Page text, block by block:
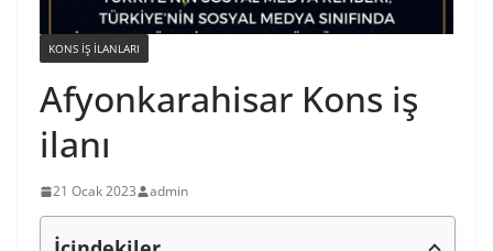
KONS IŞ ILANLARI
Afyonkarahisar Kons iş
ilanı
21 Ocak 2023 admin